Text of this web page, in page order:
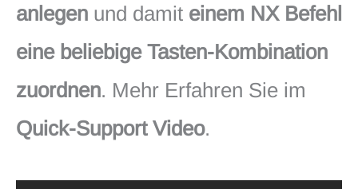
anlegen und damit einem NX Befehl
eine beliebige Tasten-Kombination
zuordnen. Mehr Erfahren Sie im
Quick-Support Video.